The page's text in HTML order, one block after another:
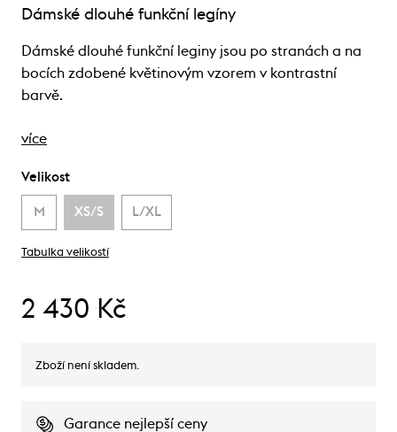
Dámské dlouhé funkční legíny
Dámské dlouhé funkční leginy jsou po stranách a na
bocích zdobené květinovým vzorem v kontrastní
barvě.
více
Velikost
M XS/S L/XL
Tabulka velikostí
2 430 Kč
Zboží není skladem.
Garance nejlepší ceny